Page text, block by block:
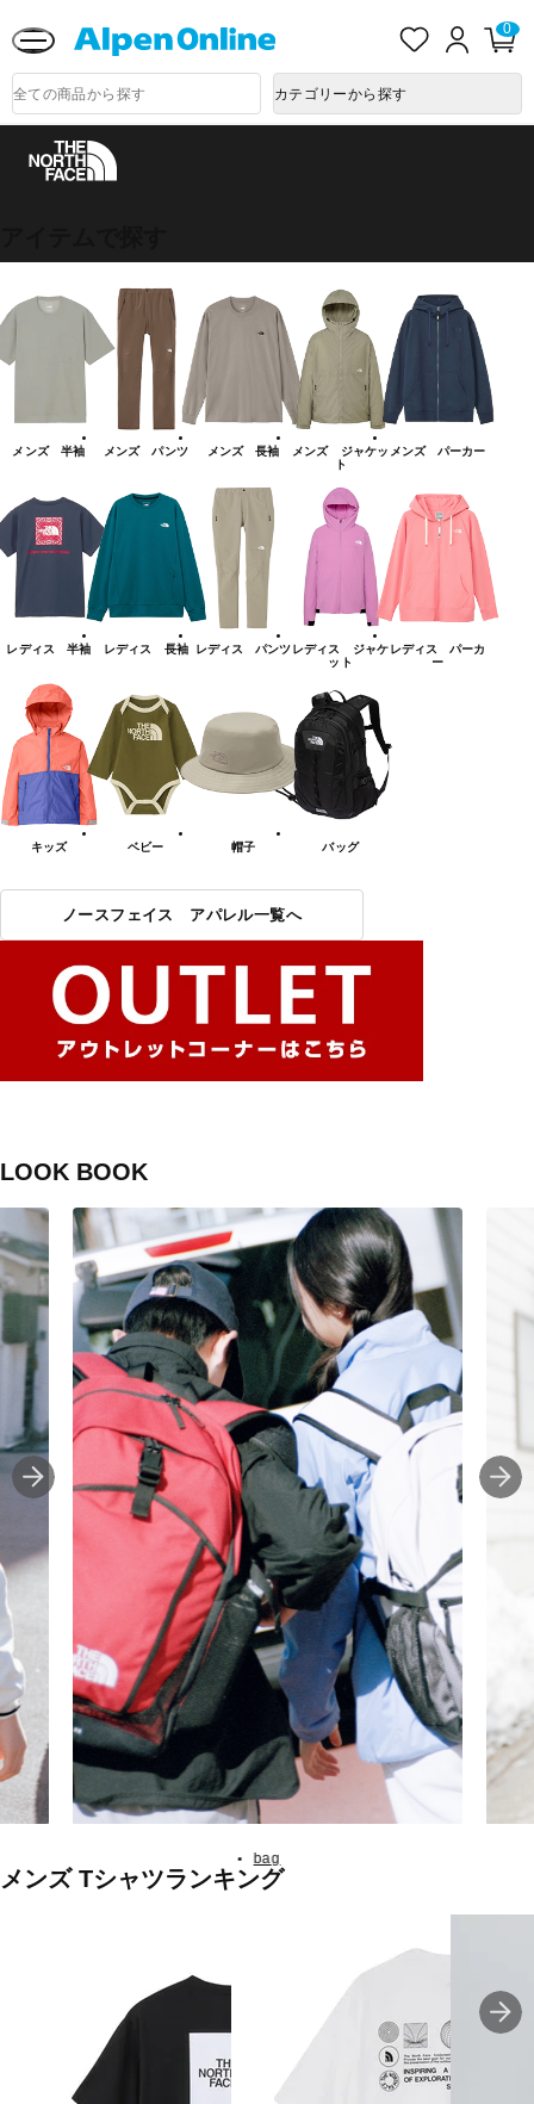
入
ロ
ン
0
品
検
カテゴリーから探す
FACE
メンズ 半袖 メンズ パンツ メンズ 長袖
メンズ ジャケッ
ト
メンズ パーカー
レディス 半袖 レディス 長袖 レディス パンツレディス ジャケ
ット
レディス パーカ
ー
キッズ ベビー 帽子 バッグ
ノースフェイス アパレル一覧へ
LOOK BOOK
bag
メンズ Tシャツランキング